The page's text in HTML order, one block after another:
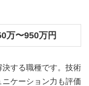
万〜950万円
する職種です。技術
ケーション力も評価